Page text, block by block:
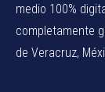
medio 100%
completamente
de Veracruz,